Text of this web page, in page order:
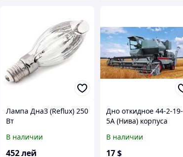
Лампа ДнаЗ (Reflux) 250
Вт
В наличии
452лей
Дно откидное 44-2-19-
5А (Нива) корпуса
В наличии
17$